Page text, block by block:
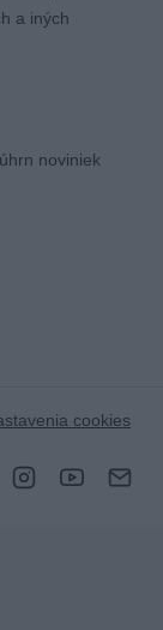
a iných
noviniek
cookies